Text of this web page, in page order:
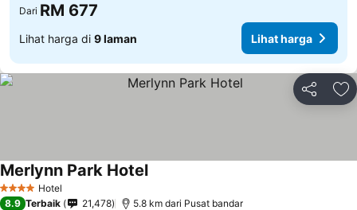
Dari RM 677
Lihat harga di 9 laman Lihat harga
Kongsi
4 BintangHotel
Merlynn Park Hotel
8.9 Terbaik 21,478 5.8 km dari Pusat bandar